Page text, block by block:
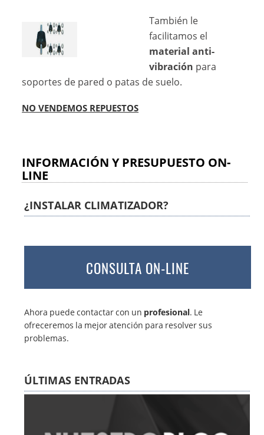
También le
facilitamos el
material anti-
vibración para
soportes de pared o patas de suelo.
NO VENDEMOS REPUESTOS
INFORMACIÓN Y PRESUPUESTO ON-
LINE
¿INSTALAR CLIMATIZADOR?
CONSULTA ON-LINE
Ahora puede contactar con un profesional. Le
ofreceremos la mejor atención para resolver sus
problemas.
ÚLTIMAS ENTRADAS